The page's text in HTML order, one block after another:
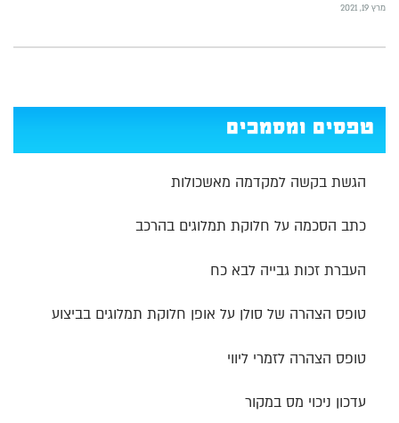
מרץ 19, 2021
טפסים ומסמכים
הגשת בקשה למקדמה מאשכולות
כתב הסכמה על חלוקת תמלוגים בהרכב
העברת זכות גבייה לבא כח
טופס הצהרה של סולן על אופן חלוקת תמלוגים בביצוע
טופס הצהרה לזמרי ליווי
עדכון ניכוי מס במקור